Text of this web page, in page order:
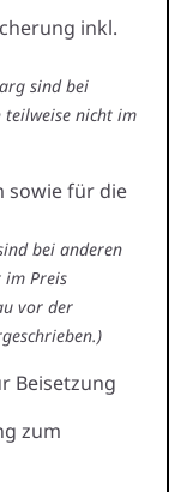
inkl.
sind bei
teilweise nicht im
sowie für die
bei anderen
im Preis
vor der
Beisetzung
zum